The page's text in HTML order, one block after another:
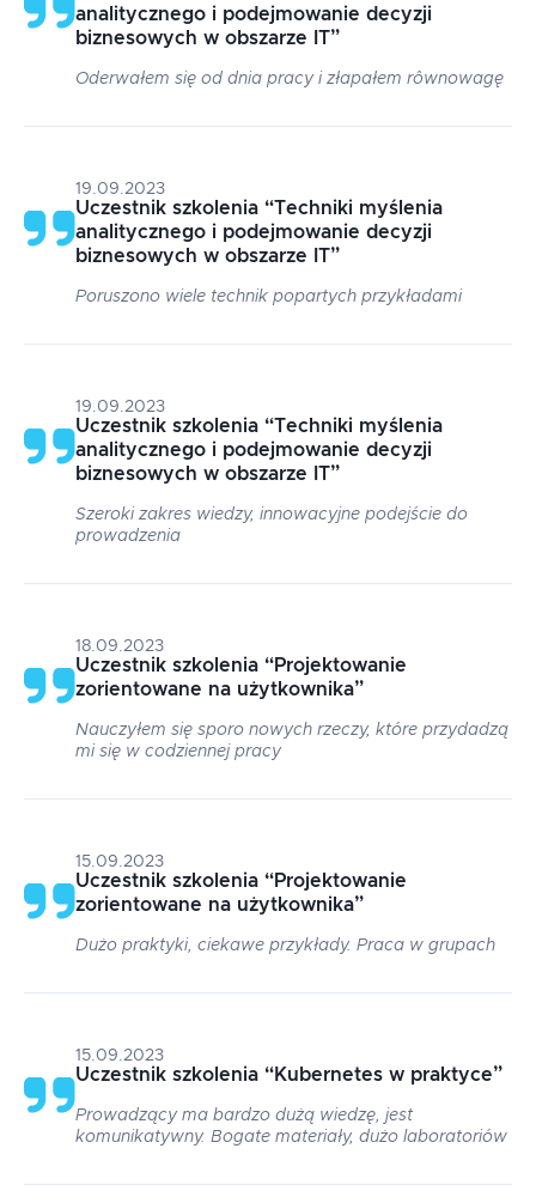
analitycznego i podejmowanie decyzji
biznesowych w obszarze IT”
Oderwałem się od dnia pracy i złapałem rôwnowagę
19.09.2023
Uczestnik szkolenia “Techniki myślenia
analitycznego i podejmowanie decyzji
biznesowych w obszarze IT”
Poruszono wiele technik popartych przykładami
19.09.2023
Uczestnik szkolenia “Techniki myślenia
analitycznego i podejmowanie decyzji
biznesowych w obszarze IT”
Szeroki zakres wiedzy, innowacyjne podejście do
prowadzenia
18.09.2023
Uczestnik szkolenia “Projektowanie
zorientowane na użytkownika”
Nauczyłem się sporo nowych rzeczy, które przydadzą
mi się w codziennej pracy
15.09.2023
Uczestnik szkolenia “Projektowanie
zorientowane na użytkownika”
Dużo praktyki, ciekawe przykłady. Praca w grupach
15.09.2023
Uczestnik szkolenia “Kubernetes w praktyce”
Prowadzący ma bardzo dużą wiedzę, jest
komunikatywny. Bogate materiały, dużo laboratoriów